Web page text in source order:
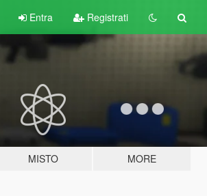
Entra Registrati
MISTO MORE